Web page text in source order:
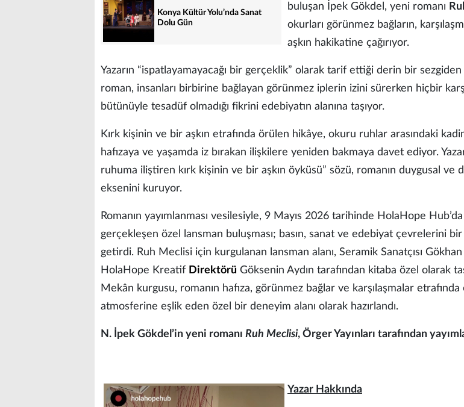
Konya Kültür Yolu’nda Sanat
Dolu Gün
buluşan İpek Gökdel, yeni romanı
okurları görünmez bağların,
aşkın hakikatine çağırıyor.
Yazarın “ispatlayamayacağı bir gerçeklik” olarak tarif ettiği derin bir sezgiden
roman, insanları birbirine bağlayan görünmez iplerin izini sürerken hiçbir
bütünüyle tesadüf olmadığı fikrini edebiyatın alanına taşıyor.
Kırk kişinin ve bir aşkın etrafında örülen hikâye, okuru ruhlar arasındaki
hafızaya ve yaşamda iz bırakan ilişkilere yeniden bakmaya davet ediyor.
ruhuma iliştiren kırk kişinin ve bir aşkın öyküsü” sözü, romanın duygusal ve
eksenini kuruyor.
Romanın yayımlanması vesilesiyle, 9 Mayıs 2026 tarihinde HolaHope Hub’da
gerçekleşen özel lansman buluşması; basın, sanat ve edebiyat çevrelerini bir
getirdi. Ruh Meclisi için kurgulanan lansman alanı, Seramik Sanatçısı
HolaHope Kreatif Direktörü Göksenin Aydın tarafından kitaba özel olarak
Mekân kurgusu, romanın hafıza, görünmez bağlar ve karşılaşmalar etrafında
atmosferine eşlik eden özel bir deneyim alanı olarak hazırlandı.
N. İpek Gökdel’in yeni romanı Ruh Meclisi, Örger Yayınları tarafından
Yazar Hakkında